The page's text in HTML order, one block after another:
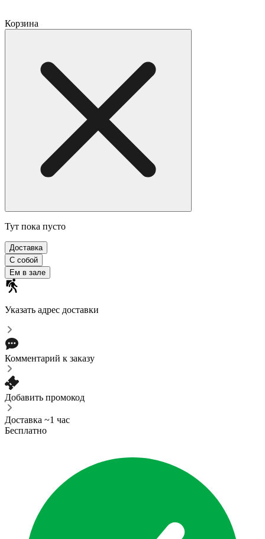
Корзина
Тут пока пусто
Доставка
С собой
Ем в зале
Указать адрес доставки
Комментарий к заказу
Добавить промокод
Доставка ~1 час
Бесплатно